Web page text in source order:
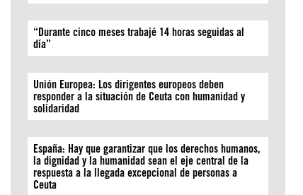
“Durante cinco meses trabajé 14 horas seguidas al
día”
Unión Europea: Los dirigentes europeos deben
responder a la situación de Ceuta con humanidad y
solidaridad
España: Hay que garantizar que los derechos humanos,
la dignidad y la humanidad sean el eje central de la
respuesta a la llegada excepcional de personas a
Ceuta